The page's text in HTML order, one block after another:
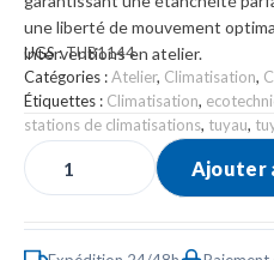
une liberté de mouvement
interventions en atelier.
UGS :TUB1144
Catégories :Atelier, Climatisation,
Étiquettes : Climatisation,
stations de climatisations, tuyau,
Ajouter